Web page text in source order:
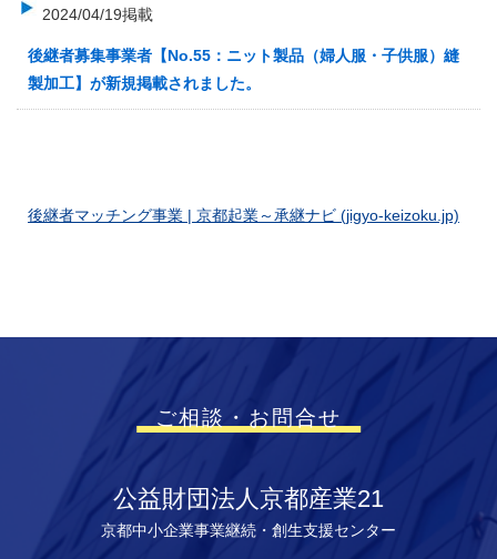
2024/04/19掲載
後継者募集事業者【No.55：ニット製品（婦人服・子供服）縫
製加工】が新規掲載されました。
後継者マッチング事業 | 京都起業～承継ナビ (jigyo-keizoku.jp)
ご相談・お問合せ
公益財団法人京都産業21
京都中小企業事業継続・創生支援センター